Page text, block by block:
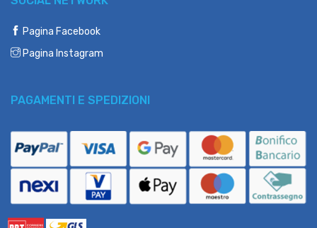
Pagina Facebook
Pagina Instagram
PAGAMENTI E SPEDIZIONI